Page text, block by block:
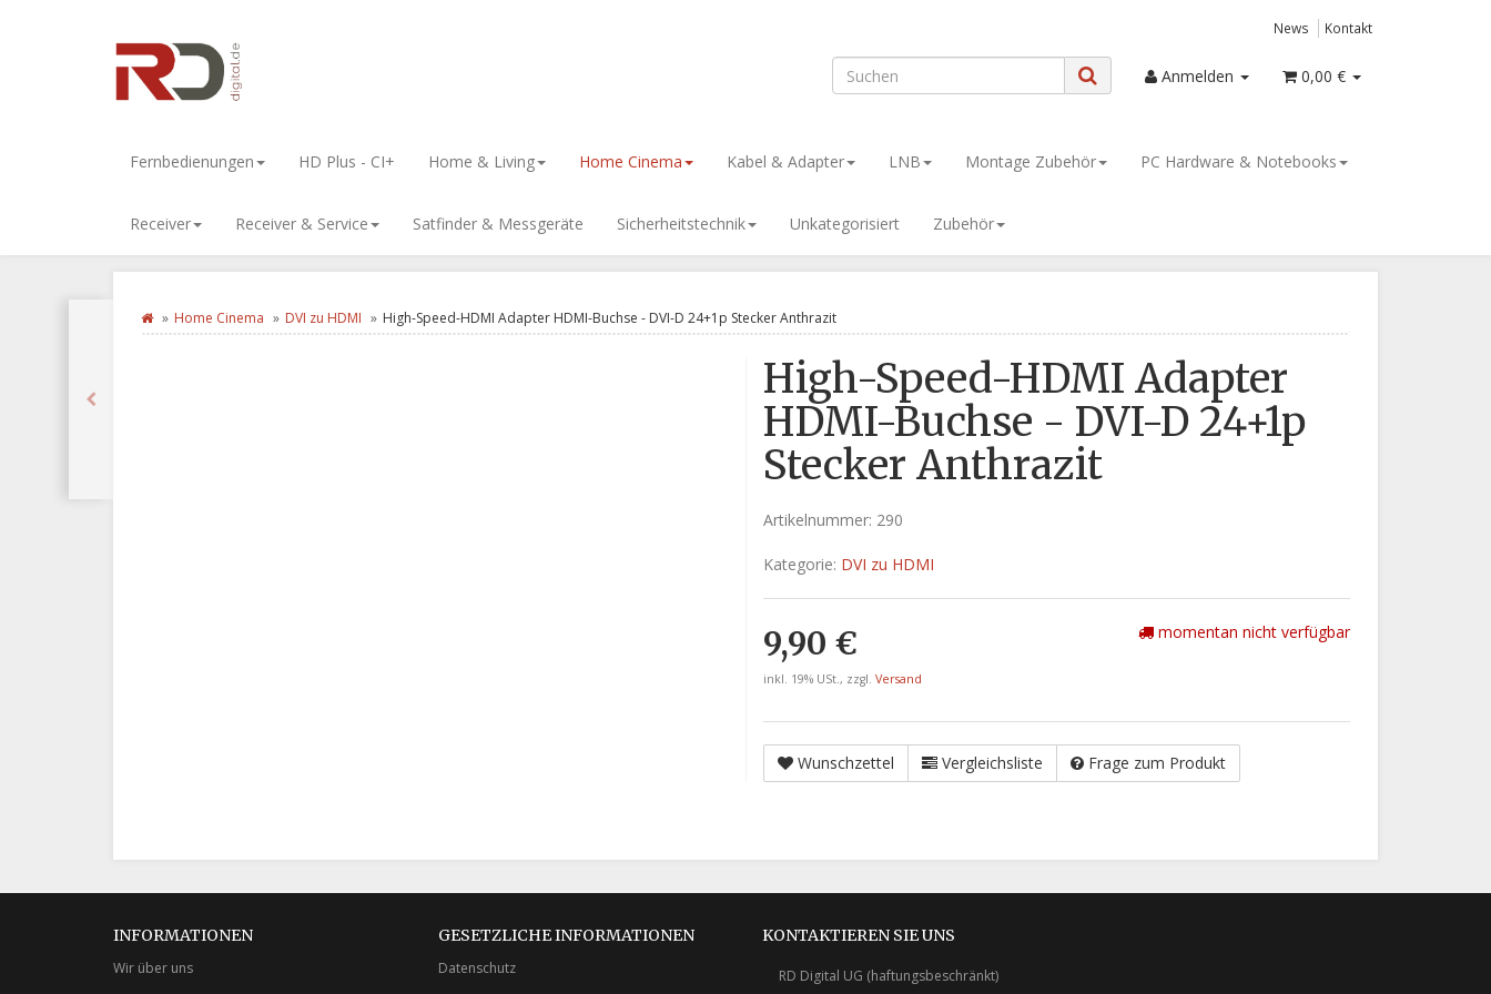
News Kontakt
Anmelden 0,00 €
Fernbedienungen HD Plus - CI+ Home & Living Home Cinema Kabel & Adapter LNB Montage Zubehör PC Hardware & Notebooks
Receiver Receiver & Service Satfinder & Messgeräte Sicherheitstechnik Unkategorisiert Zubehör
Home Cinema DVI zu HDMI High-Speed-HDMI Adapter HDMI-Buchse - DVI-D 24+1p Stecker Anthrazit
High-Speed-HDMI Adapter
HDMI-Buchse - DVI-D 24+1p
Stecker Anthrazit
Artikelnummer: 290
Kategorie: DVI zu HDMI
9,90 €
inkl. 19% USt., zzgl. Versand
momentan nicht verfügbar
Wunschzettel Vergleichsliste Frage zum Produkt
INFORMATIONEN
Wir über uns
GESETZLICHE INFORMATIONEN
Datenschutz
KONTAKTIEREN SIE UNS
RD Digital UG (haftungsbeschränkt)